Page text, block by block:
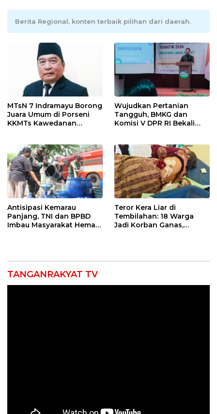
Berita Regional, konten terbaik pilihan dari daerah.
MTsN 7 Indramayu Borong
Juara Umum di Porseni
KKMTs Kawedanan
Wujudkan Pertanian
Tangguh, BMKG dan
Komisi V DPR RI Bekali
Antisipasi Kemarau
Panjang, TNI dan BPBD
Imbau Masyarakat Hemat
Teror Kera Liar di
Tembilahan: 18 Warga
Jadi Korban Ganas,
TANGANRAKYAT TV